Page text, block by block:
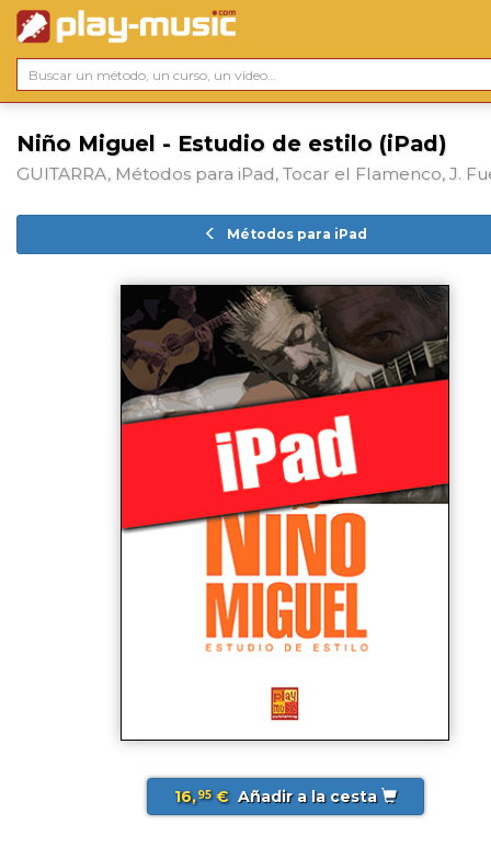
Niño Miguel - Estudio de estilo (iPad)
GUITARRA, Métodos para iPad, Tocar el Flamenco, J.
Métodos para iPad
16,95€ Añadir a la cesta